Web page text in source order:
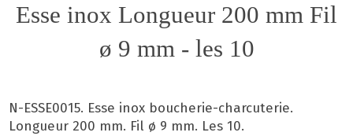
Esse inox Longueur 200 mm Fil
ø 9 mm - les 10
N-ESSE0015. Esse inox boucherie-charcuterie.
Longueur 200 mm. Fil ø 9 mm. Les 10.